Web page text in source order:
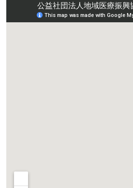
ライブラリ